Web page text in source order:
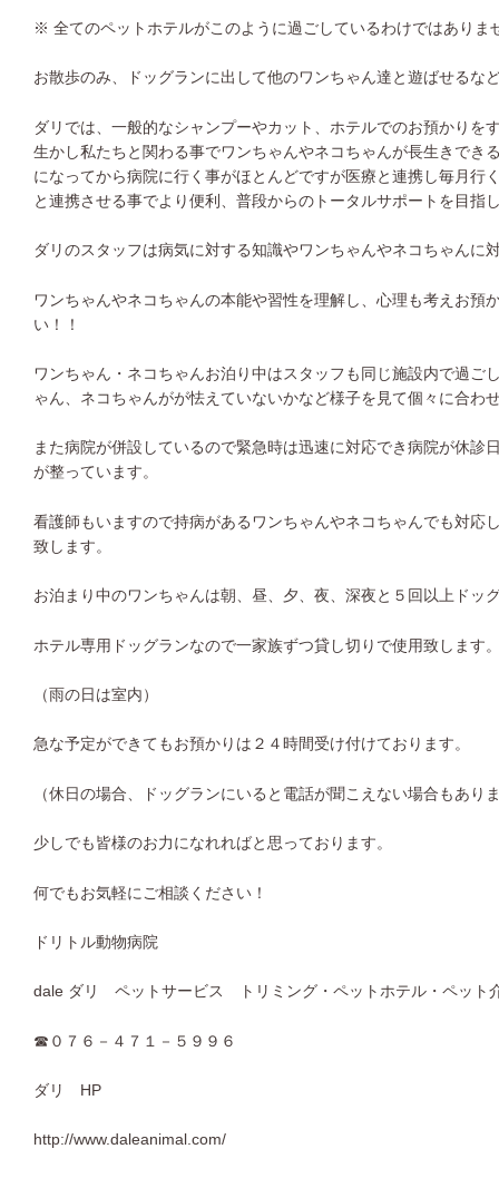
※ 全てのペットホテルがこのように過ごしているわけではありま
お散歩のみ、ドッグランに出して他のワンちゃん達と遊ばせるな
ダリでは、一般的なシャンプーやカット、ホテルでのお預かりを
生かし私たちと関わる事でワンちゃんやネコちゃんが長生きで
になってから病院に行く事がほとんどですが医療と連携し毎月行
と連携させる事でより便利、普段からのトータルサポートを目指
ダリのスタッフは病気に対する知識やワンちゃんやネコちゃんに
ワンちゃんやネコちゃんの本能や習性を理解し、心理も考えお預
い！！
ワンちゃん・ネコちゃんお泊り中はスタッフも同じ施設内で過ご
ゃん、ネコちゃんがが怯えていないかなど様子を見て個々に合わ
また病院が併設しているので緊急時は迅速に対応でき病院が休診
が整っています。
看護師もいますので持病があるワンちゃんやネコちゃんでも対応
致します。
お泊まり中のワンちゃんは朝、昼、夕、夜、深夜と５回以上ドッ
ホテル専用ドッグランなので一家族ずつ貸し切りで使用致します
（雨の日は室内）
急な予定ができてもお預かりは２４時間受け付けております。
（休日の場合、ドッグランにいると電話が聞こえない場合もあり
少しでも皆様のお力になれればと思っております。
何でもお気軽にご相談ください！
ドリトル動物病院
dale ダリ ペットサービス トリミング・ペットホテル・ペット
☎０７６－４７１－５９９６
ダリ HP
http://www.daleanimal.com/